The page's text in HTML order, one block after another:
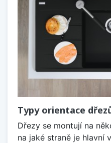
Typy orientace
Dřezy se montují na
na jaké straně je hlavní